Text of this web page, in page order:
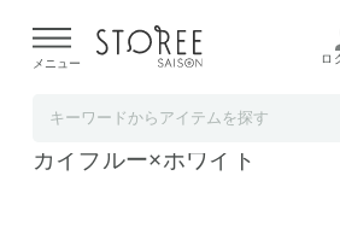
よる配送遅延が発生しております。
メニュー ロ
PETiCO ペチコ M-サイズ
カイブルー×ホワイト